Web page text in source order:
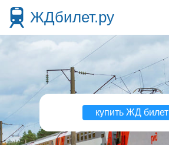
ЖДбилет.ру
купить ЖД билет